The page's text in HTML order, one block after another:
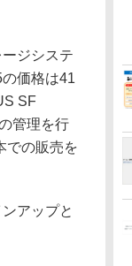
ジシステ
価格は41
SF
管理を行
での販売を
アップと